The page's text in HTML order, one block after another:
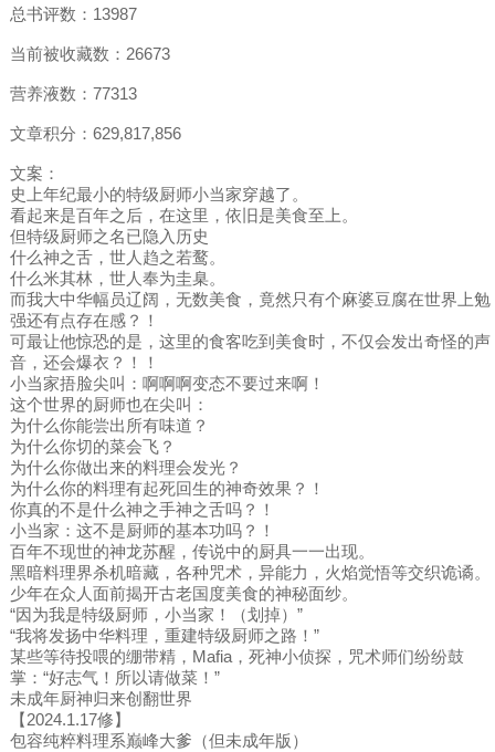
总书评数：13987
当前被收藏数：26673
营养液数：77313
文章积分：629,817,856
文案：
史上年纪最小的特级厨师小当家穿越了。
看起来是百年之后，在这里，依旧是美食至上。
但特级厨师之名已隐入历史
什么神之舌，世人趋之若鹜。
什么米其林，世人奉为圭臬。
而我大中华幅员辽阔，无数美食，竟然只有个麻婆豆腐在世界上勉
强还有点存在感？！
可最让他惊恐的是，这里的食客吃到美食时，不仅会发出奇怪的声
音，还会爆衣？！！
小当家捂脸尖叫：啊啊啊变态不要过来啊！
这个世界的厨师也在尖叫：
为什么你能尝出所有味道？
为什么你切的菜会飞？
为什么你做出来的料理会发光？
为什么你的料理有起死回生的神奇效果？！
你真的不是什么神之手神之舌吗？！
小当家：这不是厨师的基本功吗？！
百年不现世的神龙苏醒，传说中的厨具一一出现。
黑暗料理界杀机暗藏，各种咒术，异能力，火焰觉悟等交织诡谲。
少年在众人面前揭开古老国度美食的神秘面纱。
“因为我是特级厨师，小当家！（划掉）”
“我将发扬中华料理，重建特级厨师之路！”
某些等待投喂的绷带精，Mafia，死神小侦探，咒术师们纷纷鼓
掌：“好志气！所以请做菜！”
未成年厨神归来创翻世界
【2024.1.17修】
包容纯粹料理系巅峰大爹（但未成年版）